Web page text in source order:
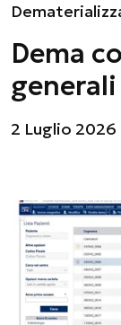
Dema
generali
2 Luglio 2026